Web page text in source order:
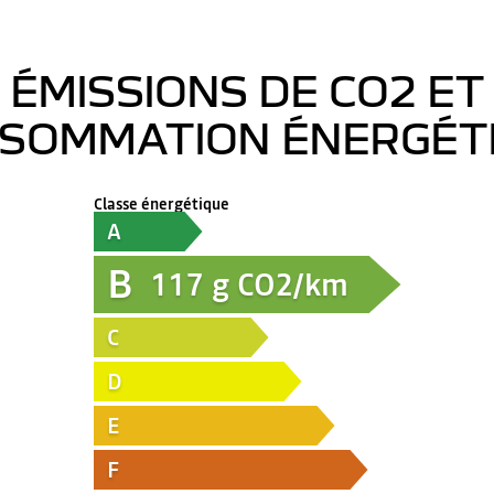
ÉMISSIONS DE CO2 ET
Classe énergétique
A
B 117 g CO2/km
C
D
E
F